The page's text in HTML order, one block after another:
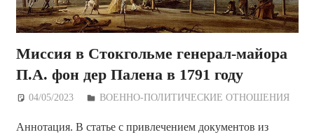
Миссия в Стокгольме генерал-майора
П.А. фон дер Палена в 1791 году
04/05/2023 Дежурный по Редакции
ВОЕННО-ПОЛИТИЧЕСКИE ОТНОШЕНИЯ
Аннотация. В статье с привлечением документов из